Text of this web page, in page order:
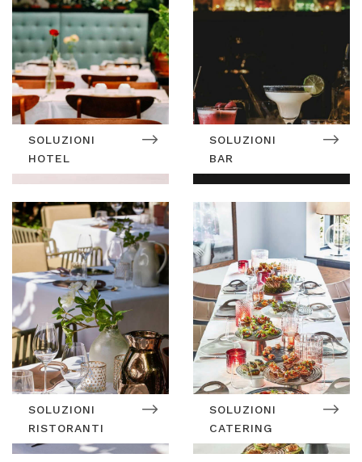
SOLUZIONI
HOTEL
SOLUZIONI
BAR
SOLUZIONI
RISTORANTI
SOLUZIONI
CATERING